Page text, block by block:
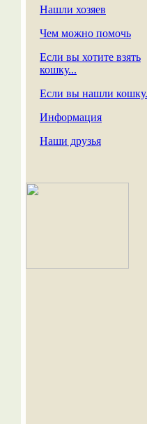
Нашли хозяев
Чем можно помочь
Если вы хотите взять
кошку...
Если вы нашли
Информация
Наши друзья